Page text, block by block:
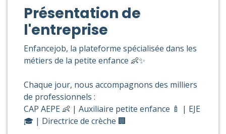
Présentation de
l'entreprise
Enfancejob, la plateforme spécialisée dans les
métiers de la petite enfance 👶✨
Chaque jour, nous accompagnons des milliers
de professionnels :
CAP AEPE 👶 | Auxiliaire petite enfance 🍼 | EJE
🎓 | Directrice de crèche 🏢